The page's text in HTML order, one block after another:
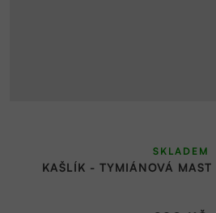
KAŠLÍK - TYMIÁNOVÁ MAST
SKLADEM